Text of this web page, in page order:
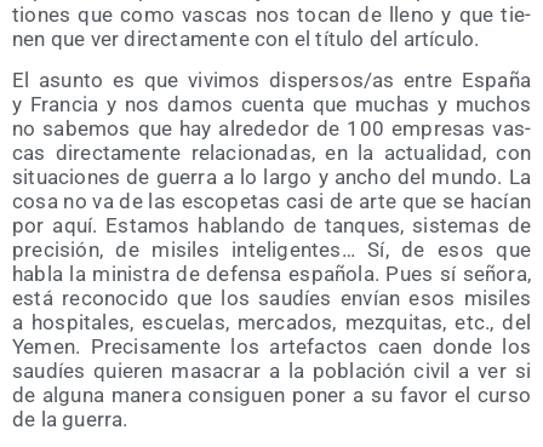
tio­nes que como vas­cas nos tocan de lleno y que tie­
nen que ver direc­ta­men­te con el títu­lo del artículo.
El asun­to es que vivi­mos dispersos/​as entre Espa­ña
y Fran­cia y nos damos cuen­ta que muchas y muchos
no sabe­mos que hay alre­de­dor de 100 empre­sas vas­
cas direc­ta­men­te rela­cio­na­das, en la actua­li­dad, con
situa­cio­nes de gue­rra a lo lar­go y ancho del mun­do. La
cosa no va de las esco­pe­tas casi de arte que se hacían
por aquí. Esta­mos hablan­do de tan­ques, sis­te­mas de
pre­ci­sión, de misi­les inte­li­gen­tes… Sí, de esos que
habla la minis­tra de defen­sa espa­ño­la. Pues sí seño­ra,
está reco­no­ci­do que los sau­díes envían esos misi­les
a hos­pi­ta­les, escue­las, mer­ca­dos, mez­qui­tas, etc., del
Yemen. Pre­ci­sa­men­te los arte­fac­tos caen don­de los
sau­díes quie­ren masa­crar a la pobla­ción civil a ver si
de algu­na mane­ra con­si­guen poner a su favor el cur­so
de la guerra.